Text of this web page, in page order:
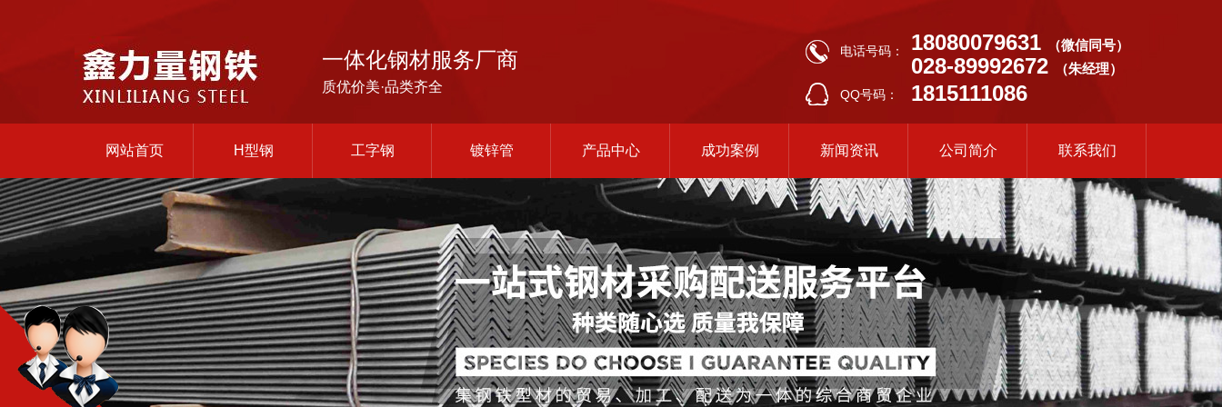
一体化钢材服务厂商
质优价美·品类齐全
电话号码： 18080079631 （微信同号）
028-89992672 （朱经理）
QQ号码： 1815111086
网站首页 H型钢 工字钢 镀锌管 产品中心 成功案例 新闻资讯 公司简介 联系我们